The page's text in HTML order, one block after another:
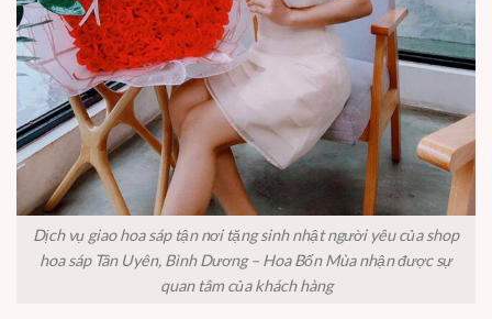
Dịch vụ giao hoa sáp tận nơi tặng sinh nhật người yêu của shop
hoa sáp Tân Uyên, Bình Dương – Hoa Bốn Mùa nhận được sự
quan tâm của khách hàng